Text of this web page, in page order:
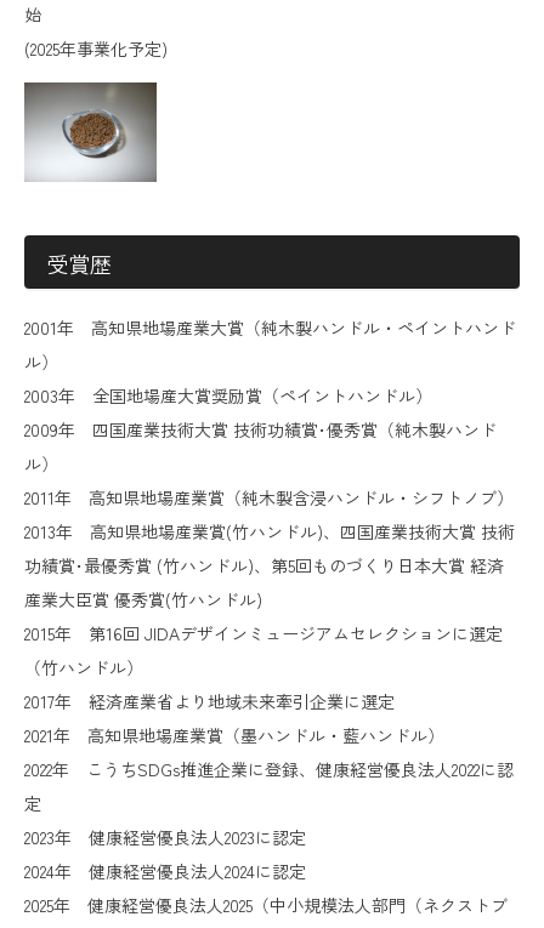
始
(2025年事業化予定)
受賞歴
2001年 高知県地場産業大賞（純木製ハンドル・ペイントハンド
ル）
2003年 全国地場産大賞奨励賞（ペイントハンドル）
2009年 四国産業技術大賞 技術功績賞･優秀賞（純木製ハンド
ル）
2011年 高知県地場産業賞（純木製含浸ハンドル・シフトノブ）
2013年 高知県地場産業賞(竹ハンドル)、四国産業技術大賞 技術
功績賞･最優秀賞 (竹ハンドル)、第5回ものづくり日本大賞 経済
産業大臣賞 優秀賞(竹ハンドル)
2015年 第16回 JIDAデザインミュージアムセレクションに選定
（竹ハンドル）
2017年 経済産業省より地域未来牽引企業に選定
2021年 高知県地場産業賞（墨ハンドル・藍ハンドル）
2022年 こうちSDGs推進企業に登録、健康経営優良法人2022に認
定
2023年 健康経営優良法人2023に認定
2024年 健康経営優良法人2024に認定
2025年 健康経営優良法人2025（中小規模法人部門（ネクストブ